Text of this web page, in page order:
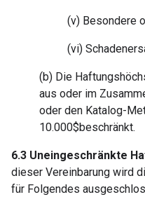
(v) Besondere
(vi)
(b) Die
aus oder im
oder den Katalog-
10.000$beschränkt.
6.3 Uneingeschränkte
dieser Vereinbarung wird
für Folgendes